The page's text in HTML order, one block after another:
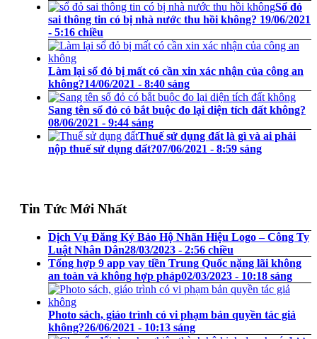
Sổ đỏ
sai thông tin có bị nhà nước thu hồi không? 19/06/2021
- 5:16 chiều
Làm lại sổ đỏ bị mất có cần xin xác nhận của công an
không?14/06/2021 - 8:40 sáng
Sang tên sổ đỏ có bắt buộc đo lại diện tích đất không?
08/06/2021 - 9:44 sáng
Thuế sử dụng đất là gì và ai phải
nộp thuế sử dụng đất?07/06/2021 - 8:59 sáng
Tin Tức Mới Nhất
Dịch Vụ Đăng Ký Bảo Hộ Nhãn Hiệu Logo – Công Ty
Luật Nhân Dân28/03/2023 - 2:56 chiều
Tổng hợp 9 app vay tiền Trung Quốc nặng lãi không
an toàn và không hợp pháp02/03/2023 - 10:18 sáng
Photo sách, giáo trình có vi phạm bản quyền tác giả
không?26/06/2021 - 10:13 sáng